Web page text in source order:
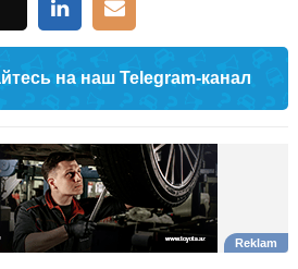
на наш Telegram-канал